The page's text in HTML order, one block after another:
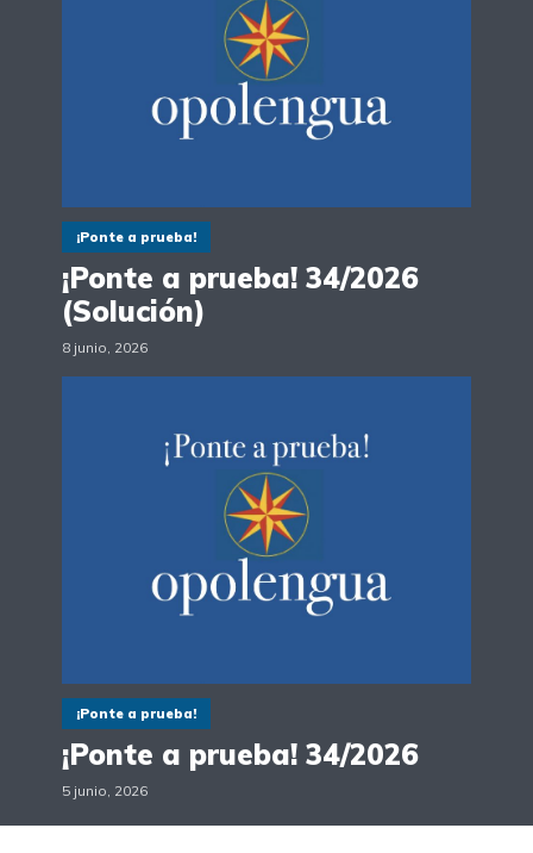
¡Ponte a prueba!
¡Ponte a prueba! 34/2026
(Solución)
8 junio, 2026
¡Ponte a prueba!
¡Ponte a prueba! 34/2026
5 junio, 2026